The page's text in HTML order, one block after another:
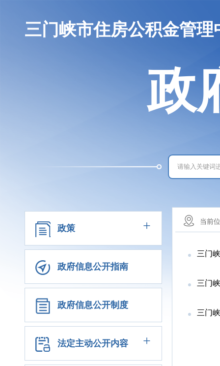
三门峡市住房公积金管理
政
政策 +
政府信息公开指南
政府信息公开制度
法定主动公开内容 +
当前
三门
三门
三门